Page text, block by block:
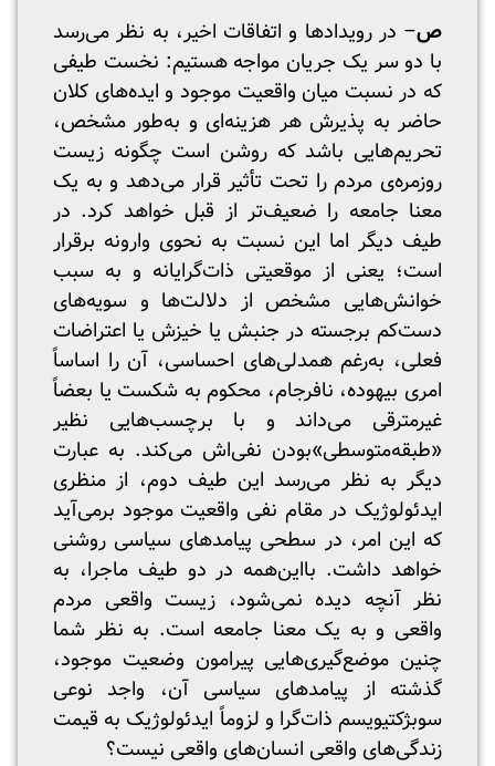
ص– در رویدادها و اتفاقات اخیر، به نظر می‌رسد
با دو سر یک جریان مواجه هستیم: نخست طیفی
که در نسبت میان واقعیت موجود و ایده‌های کلان
حاضر به پذیرش هر هزینه‌ای و به‌طور مشخص،
تحریم‌هایی باشد که روشن است چگونه زیست
روزمره‌ی مردم را تحت تأثیر قرار می‌دهد و به یک
معنا جامعه را ضعیف‌تر از قبل خواهد کرد. در
طیف دیگر اما این نسبت به نحوی وارونه برقرار
است؛ یعنی از موقعیتی ذات‌گرایانه و به سبب
خوانش‌هایی مشخص از دلالت‌ها و سویه‌های
دست‌کم برجسته در جنبش یا خیزش یا اعتراضات
فعلی، به‌رغم همدلی‌های احساسی، آن را اساساً
امری بیهوده، نافرجام، محکوم به شکست یا بعضاً
غیرمترقی می‌داند و با برچسب‌هایی نظیر
«طبقه‌متوسطی»بودن نفی‌اش می‌کند. به عبارت
دیگر به نظر می‌رسد این طیف دوم، از منظری
ایدئولوژیک در مقام نفی واقعیت موجود برمی‌آید
که این امر، در سطحی پیامدهای سیاسی روشنی
خواهد داشت. بااین‌همه در دو طیف ماجرا، به
نظر آنچه دیده نمی‌شود، زیست واقعی مردم
واقعی و به یک معنا جامعه است. به نظر شما
چنین موضع‌گیری‌هایی پیرامون وضعیت موجود،
گذشته از پیامدهای سیاسی آن، واجد نوعی
سوبژکتیویسم ذات‌گرا و لزوماً ایدئولوژیک به قیمت
زندگی‌های واقعی انسان‌های واقعی نیست؟